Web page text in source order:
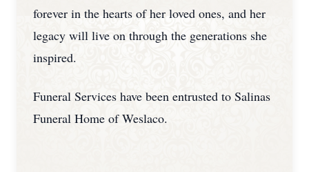
forever in the hearts of her loved ones, and her
legacy will live on through the generations she
inspired.
Funeral Services have been entrusted to Salinas
Funeral Home of Weslaco.